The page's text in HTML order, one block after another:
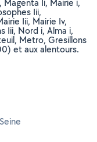
Magenta Ii, Mairie i,
Iii,
Iii, Mairie Iv,
Iii, Nord i, Alma i,
Metro, Gresillons
et aux alentours.